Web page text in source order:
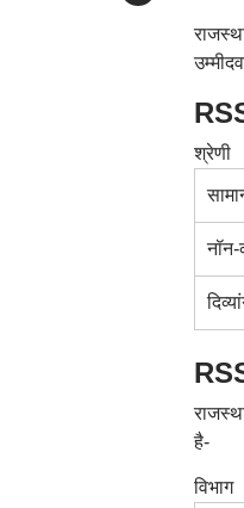
श्रेणी
है-
विभाग